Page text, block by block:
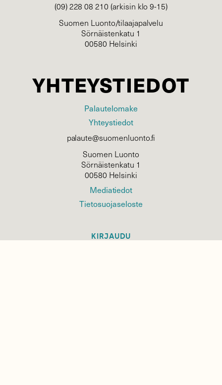
(09) 228 08 210 (arkisin klo 9-15)
Suomen Luonto/tilaajapalvelu
Sörnäistenkatu 1
00580 Helsinki
YHTEYSTIEDOT
Palautelomake
Yhteystiedot
palaute@suomenluonto.fi
Suomen Luonto
Sörnäistenkatu 1
00580 Helsinki
Mediatiedot
Tietosuojaseloste
KIRJAUDU